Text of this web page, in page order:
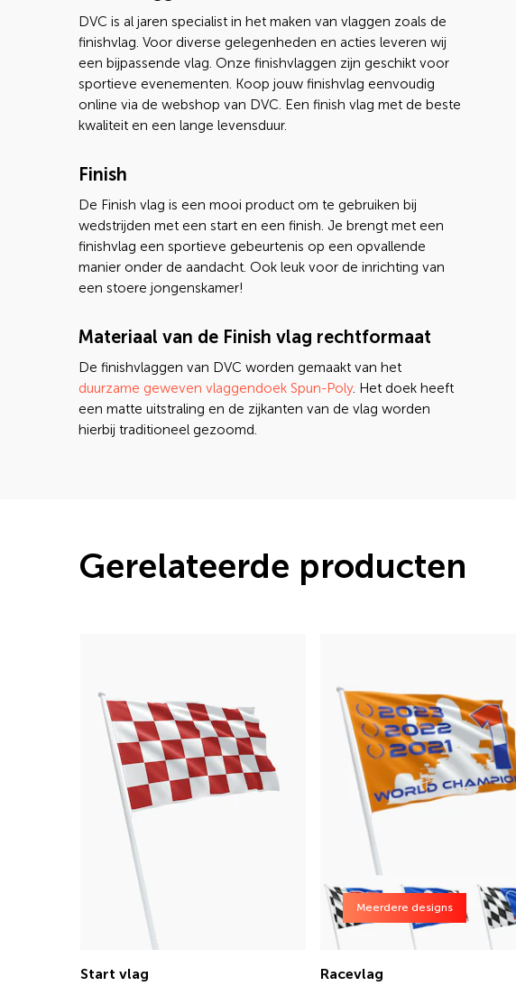
DVC is al jaren specialist in het maken van vlaggen zoals de
finishvlag. Voor diverse gelegenheden en acties leveren wij
een bijpassende vlag. Onze finishvlaggen zijn geschikt voor
sportieve evenementen. Koop jouw finishvlag eenvoudig
online via de webshop van DVC. Een finish vlag met de beste
kwaliteit en een lange levensduur.
Finish
De Finish vlag is een mooi product om te gebruiken bij
wedstrijden met een start en een finish. Je brengt met een
finishvlag een sportieve gebeurtenis op een opvallende
manier onder de aandacht. Ook leuk voor de inrichting van
een stoere jongenskamer!
Materiaal van de Finish vlag rechtformaat
De finishvlaggen van DVC worden gemaakt van het
duurzame geweven vlaggendoek Spun-Poly. Het doek heeft
een matte uitstraling en de zijkanten van de vlag worden
hierbij traditioneel gezoomd.
Gerelateerde producten
Start vlag
Meerdere designs
Racevlag